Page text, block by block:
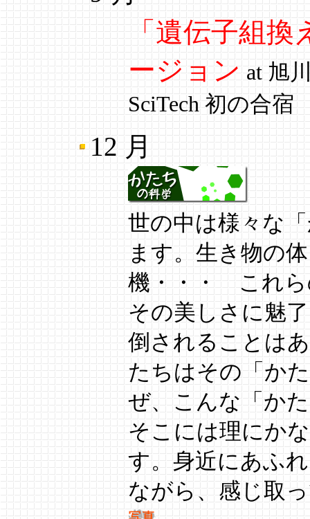
「遺伝子組
ージョン at 旭
SciTech 初の合宿
12 月
世の中は様々な
ます。生き物の
機・・・ これら
その美しさに魅
倒されることは
たちはその「か
ぜ、こんな「か
そこには理にか
す。身近にあふ
ながら、感じ取